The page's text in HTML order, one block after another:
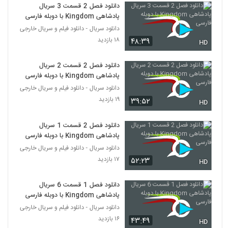
۴۸:۳۹ HD
دانلود فصل 2 قسمت 3 سریال
پادشاهی Kingdom با دوبله فارسی
دانلود سریال - دانلود فیلم و سریال خارجی
۱۸ بازدید
۳۹:۵۲ HD
دانلود فصل 2 قسمت 2 سریال
پادشاهی Kingdom با دوبله فارسی
دانلود سریال - دانلود فیلم و سریال خارجی
۱۹ بازدید
۵۲:۲۳ HD
دانلود فصل 2 قسمت 1 سریال
پادشاهی Kingdom با دوبله فارسی
دانلود سریال - دانلود فیلم و سریال خارجی
۱۷ بازدید
۴۳:۴۹ HD
دانلود فصل 1 قسمت 6 سریال
پادشاهی Kingdom با دوبله فارسی
دانلود سریال - دانلود فیلم و سریال خارجی
۱۶ بازدید